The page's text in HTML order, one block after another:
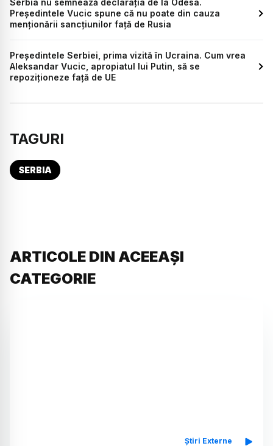
Serbia nu semnează declarația de la Odesa.
Președintele Vucic spune că nu poate din cauza
menționării sancțiunilor față de Rusia
Președintele Serbiei, prima vizită în Ucraina. Cum vrea
Aleksandar Vucic, apropiatul lui Putin, să se
repoziționeze față de UE
TAGURI
SERBIA
ARTICOLE DIN ACEEAȘI
CATEGORIE
Știri Externe